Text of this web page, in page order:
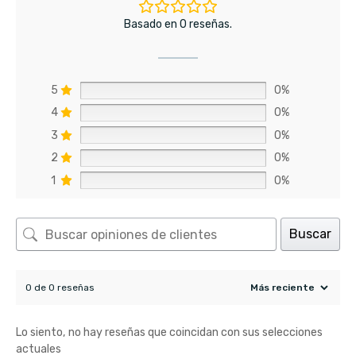
Basado en 0 reseñas.
5
0%
4
0%
3
0%
2
0%
1
0%
Buscar
0 de 0 reseñas
Lo siento, no hay reseñas que coincidan con sus selecciones
actuales